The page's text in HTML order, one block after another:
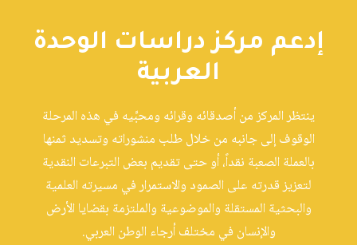
إدعم مركز دراسات الوحدة
العربية
ينتظر المركز من أصدقائه وقرائه ومحبِّيه في هذه المرحلة
الوقوف إلى جانبه من خلال طلب منشوراته وتسديد ثمنها
بالعملة الصعبة نقداً، أو حتى تقديم بعض التبرعات النقدية
لتعزيز قدرته على الصمود والاستمرار في مسيرته العلمية
والبحثية المستقلة والموضوعية والملتزمة بقضايا الأرض
والإنسان في مختلف أرجاء الوطن العربي.